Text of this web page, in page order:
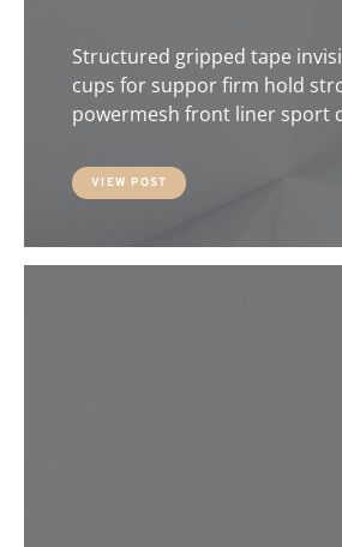
Structured gripped tape
cups for suppor firm hold
powermesh front liner sport
VIEW POST